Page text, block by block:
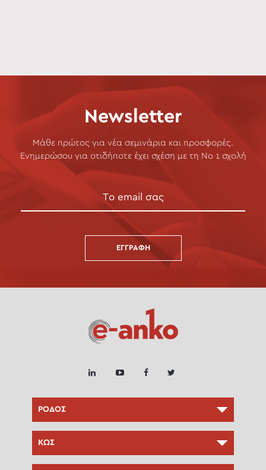
Newsletter
Μάθε πρώτος για νέα σεμινάρια και προσφορές.
Ενημερώσου για οτιδήποτε έχει σχέση με τη Νο 1 σχολή
ΕΓΓΡΑΦΉ
ΡΟΔΟΣ
ΚΩΣ